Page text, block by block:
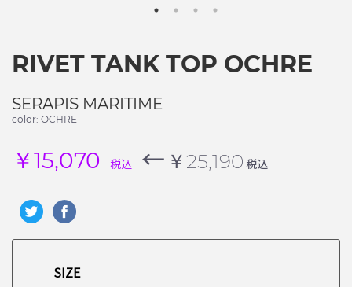
RIVET TANK TOP OCHRE
SERAPIS MARITIME
color: OCHRE
￥15,070 税込 ← ￥25,190 税込